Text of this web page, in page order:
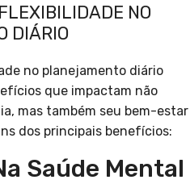
NO
DIÁRIO
no planejamento diário
que impactam não
mas também seu bem-estar
dos principais benefícios:
Saúde Mental